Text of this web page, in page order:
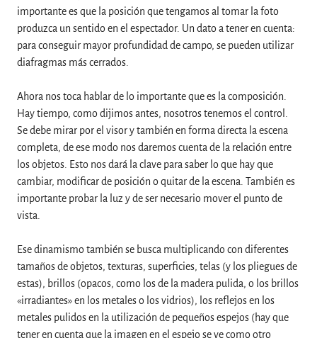
importante es que la posición que tengamos al tomar la foto
produzca un sentido en el espectador. Un dato a tener en cuenta:
para conseguir mayor profundidad de campo, se pueden utilizar
diafragmas más cerrados.
Ahora nos toca hablar de lo importante que es la composición.
Hay tiempo, como dijimos antes, nosotros tenemos el control.
Se debe mirar por el visor y también en forma directa la escena
completa, de ese modo nos daremos cuenta de la relación entre
los objetos. Esto nos dará la clave para saber lo que hay que
cambiar, modificar de posición o quitar de la escena. También es
importante probar la luz y de ser necesario mover el punto de
vista.
Ese dinamismo también se busca multiplicando con diferentes
tamaños de objetos, texturas, superficies, telas (y los pliegues de
estas), brillos (opacos, como los de la madera pulida, o los brillos
«irradiantes» en los metales o los vidrios), los reflejos en los
metales pulidos en la utilización de pequeños espejos (hay que
tener en cuenta que la imagen en el espejo se ve como otro